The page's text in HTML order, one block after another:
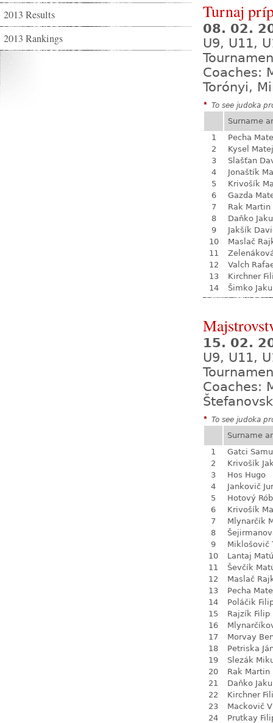
2013 Results
2013 Rankings
Turnaj
08. 02.
U9, U11,
Coaches:
Torónyi,
* To see judoka
Surname
1
Pecha
2
Kysel Matej
3
Slašťan
4
Jonaštík
5
Krivošík
6
Gazda
7
Rak Martin
8
Daňko
9
Jakšík
10
Maslač
11
12
Valch
13
Kirchner
14
Šimko
15. 02.
U9, U11,
Coaches:
* To see judoka
Surname
1
Gatci
2
Krivošík
3
Hos Hugo
4
Jankovič
5
Hotový
6
Krivošík
7
Mlynarčík
8
9
Miklošovič
10
Lantaj
11
Ševčík
12
Maslač
13
Pecha
14
Poláčik
15
Rajzík Filip
16
17
Morvay
18
Petriska
19
Slezák
20
Rak Martin
21
Daňko
22
Kirchner
23
Mackovič
24
Prutkay